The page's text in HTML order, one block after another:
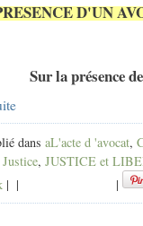
D'UN
Sur la présence
dans aL'acte d 'avocat,
, JUSTICE et
| | |